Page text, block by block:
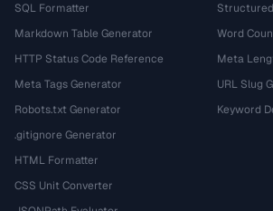
SQL Formatter
Markdown Table Generator
HTTP Status Code Reference
Meta Tags Generator
Robots.txt Generator
.gitignore Generator
HTML Formatter
CSS Unit Converter
Word
Meta
URL Slug
Keyword